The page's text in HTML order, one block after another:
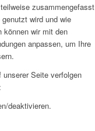
zusammengefasst
wird und wie
können wir mit den
anpassen, um Ihre
Seite verfolgen
deaktivieren.